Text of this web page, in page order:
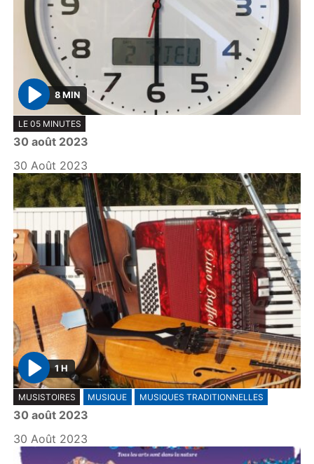
P
l
a
y
8 MIN
LE 05 MINUTES
30 août 2023
30 Août 2023
P
l
a
y
1 H
MUSISTOIRES MUSIQUE MUSIQUES TRADITIONNELLES
30 août 2023
30 Août 2023